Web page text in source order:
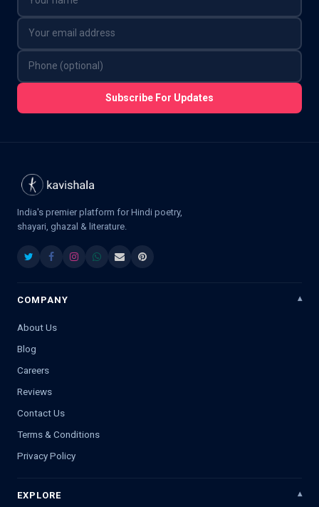
Subscribe For Updates
India's premier platform for Hindi poetry,
shayari, ghazal & literature.
COMPANY
About Us
Blog
Careers
Reviews
Contact Us
Terms & Conditions
Privacy Policy
EXPLORE